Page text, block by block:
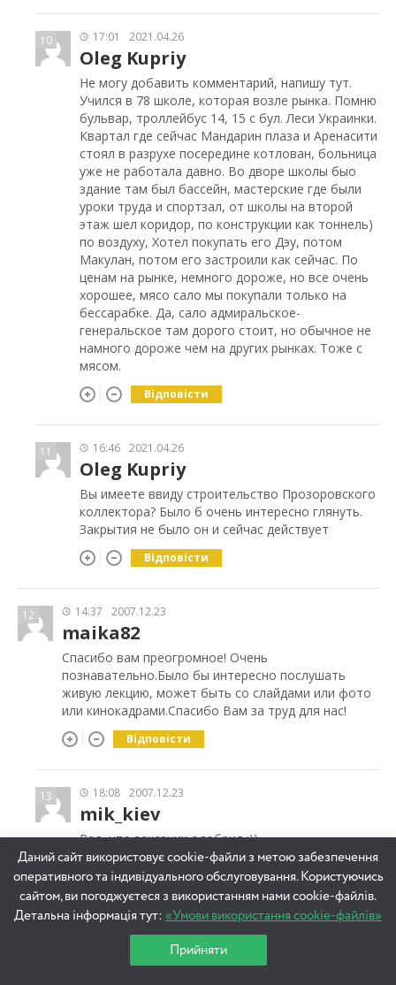
Даний сайт використовує cookie-файли з метою забезпечення
оперативного та індивідуального обслуговування. Користуючись
сайтом, ви погоджуєтеся з використанням нами cookie-файлів.
Детальна інформація тут: «Умови використання cookie-файлів»
Прийняти
10 17:01 2021.04.26
Oleg Kupriy
Не могу добавить комментарий, напишу тут.
Учился в 78 школе, которая возле рынка. Помню
бульвар, троллейбус 14, 15 с бул. Леси Украинки.
Квартал где сейчас Мандарин плаза и Аренасити
стоял в разрухе посередине котлован, больница
уже не работала давно. Во дворе школы быо
здание там был бассейн, мастерские где были
уроки труда и спортзал, от школы на второй
этаж шел коридор, по конструкции как тоннель)
по воздуху, Хотел покупать его Дэу, потом
Макулан, потом его застроили как сейчас. По
ценам на рынке, немного дороже, но все очень
хорошее, мясо сало мы покупали только на
бессарабке. Да, сало адмиральское-
генеральское там дорого стоит, но обычное не
намного дороже чем на других рынках. Тоже с
мясом.
Відповісти
11 16:46 2021.04.26
Oleg Kupriy
Вы имеете ввиду строительство Прозоровского
коллектора? Было б очень интересно глянуть.
Закрытия не было он и сейчас действует
Відповісти
12 14:37 2007.12.23
maika82
Спасибо вам преогромное! Очень
познавательно.Было бы интересно послушать
живую лекцию, может быть со слайдами или фото
или кинокадрами.Спасибо Вам за труд для нас!
Відповісти
13 18:08 2007.12.23
mik_kiev
Рад, что заказчик одобрил :))
Насчет "живой лекции"... гора с горой нет, а
человек с человеком да, isn’t it? ;))
Відповісти
2007.12.23